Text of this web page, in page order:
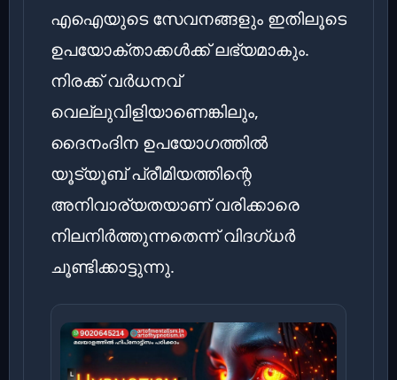
എഐയുടെ സേവനങ്ങളും ഇതിലൂടെ
ഉപയോക്താക്കൾക്ക് ലഭ്യമാകും.
നിരക്ക് വർധനവ്
വെല്ലുവിളിയാണെങ്കിലും,
ദൈനംദിന ഉപയോഗത്തിൽ
യൂട്യൂബ് പ്രീമിയത്തിന്റെ
അനിവാര്യതയാണ് വരിക്കാരെ
നിലനിർത്തുന്നതെന്ന് വിദഗ്ധർ
ചൂണ്ടിക്കാട്ടുന്നു.